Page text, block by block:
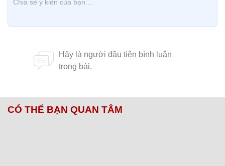
CÓ THỂ BẠN QUAN TÂM